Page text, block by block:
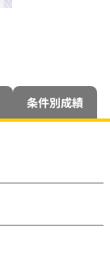
条件別成績